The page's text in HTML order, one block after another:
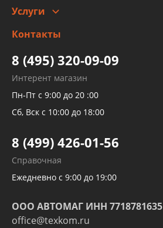
Заправка кондиционера авто
Детейлинг
Услуги
высокого давления
Тормозных трубок
Рукавов гидроусилителей
Рукавов компрессоров и турбин
Трубок кондиционеров
Развертка пайка медных стальных
алюминиевых трубок и штуцеров
Контакты
8 (495) 320-09-09
Интерент магазин
Пн-Пт с 9:00 до 20 :00
Сб, Вск с 10:00 до 18:00
8 (499) 426-01-56
Справочная
Ежедневно с 9:00 до 19:00
ООО АВТОМАГ ИНН 7718781635
office@texkom.ru